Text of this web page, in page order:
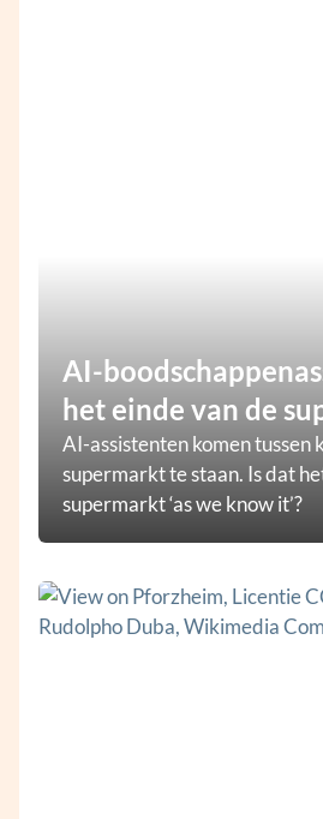
AI-
het einde van de
AI-assistenten komen tussen
supermarkt te staan. Is dat
supermarkt ‘as we know it’?